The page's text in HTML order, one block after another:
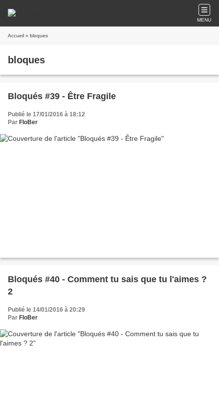
MENU
Accueil » bloques
bloques
Bloqués #39 - Être Fragile
Publié le 17/01/2016 à 18:12
Par FloBer
Bloqués #40 - Comment tu sais que tu l'aimes ?
2
Publié le 14/01/2016 à 20:29
Par FloBer